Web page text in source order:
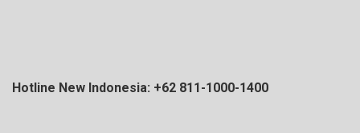
Hotline New Indonesia: +62 811-1000-1400